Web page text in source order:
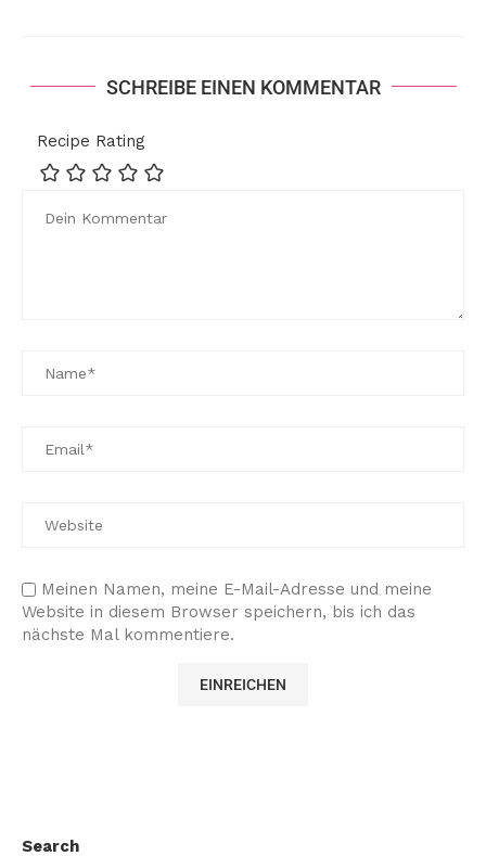
SCHREIBE EINEN KOMMENTAR
Recipe Rating
Meinen Namen, meine E-Mail-Adresse und meine
Website in diesem Browser speichern, bis ich das
nächste Mal kommentiere.
Search